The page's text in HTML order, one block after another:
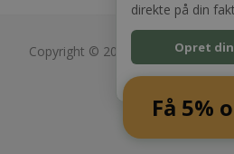
Copyright © 2026 Bagger Nielsen
forbeholdt.
Powered by
direkte på din
Opret
Få 5%